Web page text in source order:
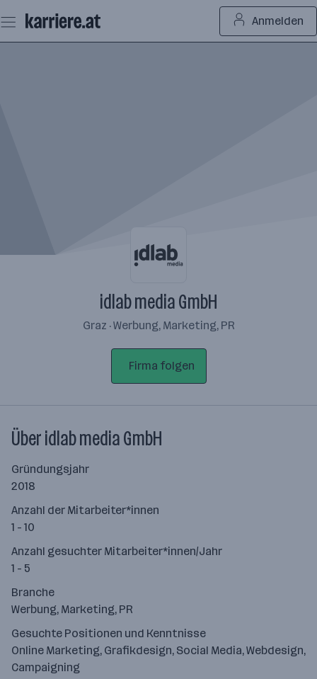
Seiteninhalt
springen
Anmelden
idlab media GmbH
Graz · Werbung, Marketing, PR
Firma folgen
Über idlab media GmbH
Gründungsjahr
2018
Anzahl der Mitarbeiter*innen
1 - 10
Anzahl gesuchter Mitarbeiter*innen/Jahr
1 - 5
Branche
Werbung, Marketing, PR
Gesuchte Positionen und Kenntnisse
Online Marketing, Grafikdesign, Social Media, Webdesign,
Campaigning